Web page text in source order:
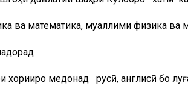
ва математика, муаллими физика ва
хориҷиро медонад русӣ, англисӣ бо